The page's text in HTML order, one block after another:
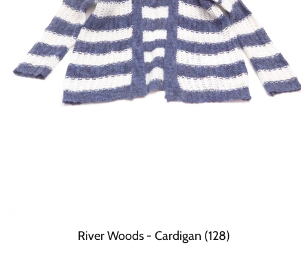
River Woods - Cardigan (128)